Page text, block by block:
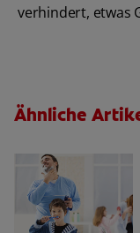
verhindert, etwas
Ähnliche